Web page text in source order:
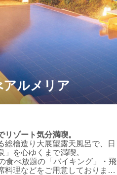
ルメリア
ゾート気分満喫。
総檜造り大展望露天風呂で、日
を心ゆくまで満喫。
食べ放題の「バイキング」・飛
料理などをご用意しておりま